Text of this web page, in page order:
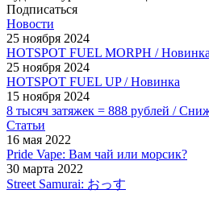
Подписаться
Новости
25 ноября 2024
HOTSPOT FUEL MORPH / Новинка
25 ноября 2024
HOTSPOT FUEL UP / Новинка
15 ноября 2024
8 тысяч затяжек = 888 рублей /
Статьи
16 мая 2022
Pride Vape: Вам чай или морсик?
30 марта 2022
Street Samurai: おっす